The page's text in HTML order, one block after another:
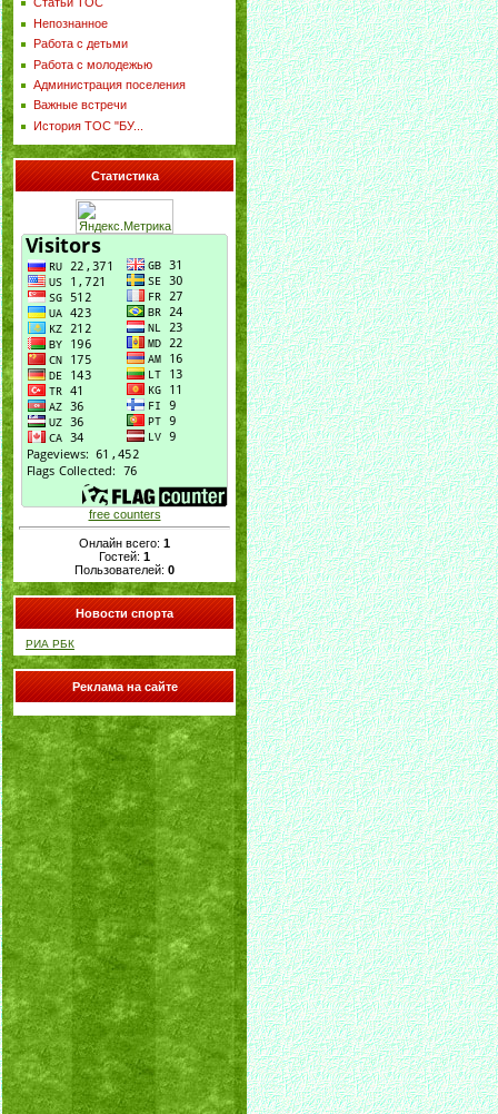
Статьи ТОС
Непознанное
Работа с детьми
Работа с молодежью
Администрация поселения
Важные встречи
История ТОС "БУ...
Статистика
free counters
Онлайн всего: 1
Гостей: 1
Пользователей: 0
Новости спорта
РИА РБК
Реклама на сайте